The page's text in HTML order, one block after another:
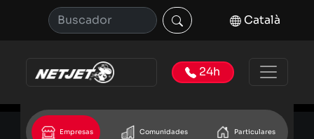
Català
24h
Empresas Comunidades Particulares